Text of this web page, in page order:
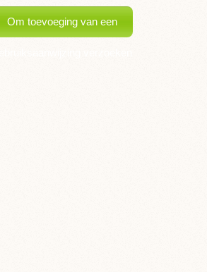
Om toevoeging van een